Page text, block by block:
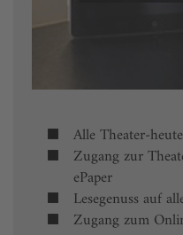
Alle Theater-
Zugang zur
ePaper
Lesegenuss auf
Zugang zum